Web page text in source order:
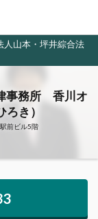
人山本・坪井綜合法
事務所 香川オ
き）
前ビル5階